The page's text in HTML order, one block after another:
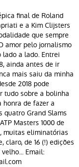
final de Roland
e a Kim Clijsters
que sempre
amor pelo jornalismo
a lado. Entrei
ainda antes de ir
mais saiu da minha
2018 pode
tudo sobre a bolinha
honra de fazer a
quatro Grand Slams
Masters 1000 de
muitas eliminatórias
claro, de 16 (!) edições
Email: